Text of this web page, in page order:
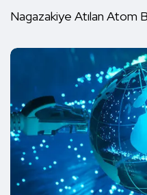
Nagazakiye Atılan Atom